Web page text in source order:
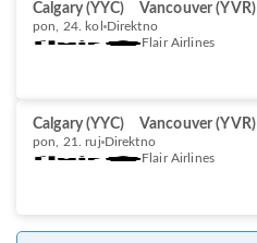
Calgary (YYC) Vancouver (YVR)
pon, 24. kol Direktno
Flair Airlines
Calgary (YYC) Vancouver (YVR)
pon, 21. ruj Direktno
Flair Airlines